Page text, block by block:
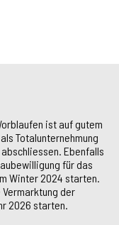
ist auf gutem
Totalunternehmung
Ebenfalls
für das
Winter 2024 starten.
der
2026 starten.